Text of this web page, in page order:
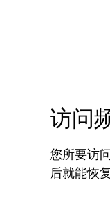
访问
您所要访
后就能恢